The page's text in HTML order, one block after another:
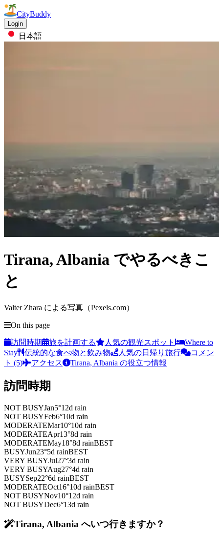
CityBuddy
Login
日本語
Tirana, Albania でやるべきこ
と
Valter Zhara による写真（Pexels.com）
On this page
訪問時期 旅を計画する 人気の観光スポット
Where to
Stay
伝統的な食べ物と飲み物 人気の日帰り旅行
コメン
ト (5)
アクセス Tirana, Albania の役立つ情報
訪問時期
NOT BUSYJan5°12d rain
NOT BUSYFeb6°10d rain
MODERATEMar10°10d rain
MODERATEApr13°8d rain
MODERATEMay18°8d rainBEST
BUSYJun23°5d rainBEST
VERY BUSYJul27°3d rain
VERY BUSYAug27°4d rain
BUSYSep22°6d rainBEST
MODERATEOct16°10d rainBEST
NOT BUSYNov10°12d rain
NOT BUSYDec6°13d rain
Tirana, Albania へいつ行きますか？